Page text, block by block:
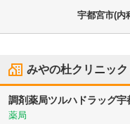
宇都宮市(内
みやの杜クリニック
調剤薬局ツルハドラッグ宇
薬局